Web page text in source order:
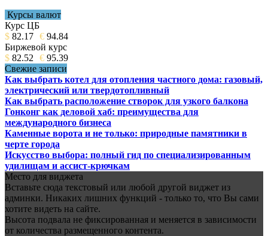
Курсы валют
Курс ЦБ
$ 82.17 € 94.84
Биржевой курс
$ 82.52 € 95.39
Свежие записи
Как выбрать котел для отопления частного дома: газовый,
электрический или твердотопливный
Как выбрать расположение створок для узкого балкона
Гонконг как деловой хаб: преимущества для
международного бизнеса
Каменные ворота и не только: природные памятники в
черте города
Искусство выбора: полный гид по специализированным
удилищам и ассист-крючкам
Место для виджета
Вставьте сюда текстовый или любой другой виджет из
админки. Никаких лишних функций - только то, что Вы сами
хотите видеть на сайте.
Высота подвала не фиксированная и меняется в зависимости
от количества размещенного контента.